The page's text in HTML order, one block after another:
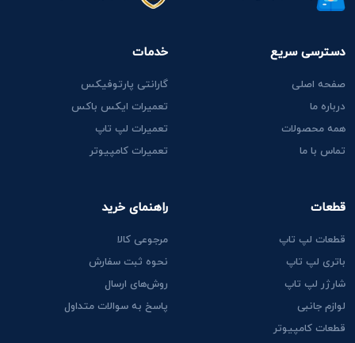
دسترسی سریع
صفحه اصلی
درباره ما
همه محصولات
تماس با ما
قطعات
قطعات لپ تاپ
باتری لپ تاپ
شارژر لپ تاپ
لوازم جانبی
قطعات کامپیوتر
خدمات
گارانتی پارتوفیکس
تعمیرات ایکس باکس
تعمیرات لپ تاپ
تعمیرات کامپیوتر
راهنمای خرید
مرجوعی کالا
نحوه ثبت سفارش
روش‌های ارسال
پاسخ به سوالات متداول